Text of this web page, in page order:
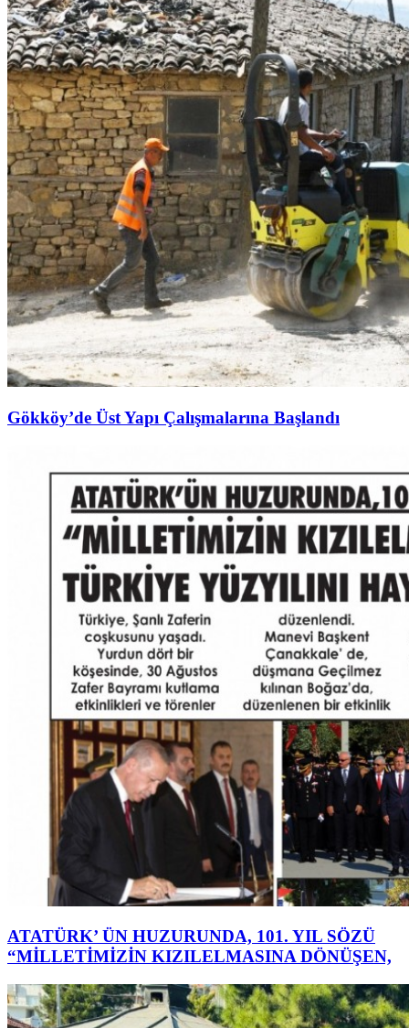
Gökköy’de Üst Yapı Çalışmalarına Başlandı
ATATÜRK’ ÜN HUZURUNDA, 101. YIL SÖZÜ
“MİLLETİMİZİN KIZILELMASINA DÖNÜŞEN,